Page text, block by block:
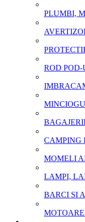
PLUMBI,
ROD POD-
CAMPING
MOMELI
LAMPI,
BARCI SI